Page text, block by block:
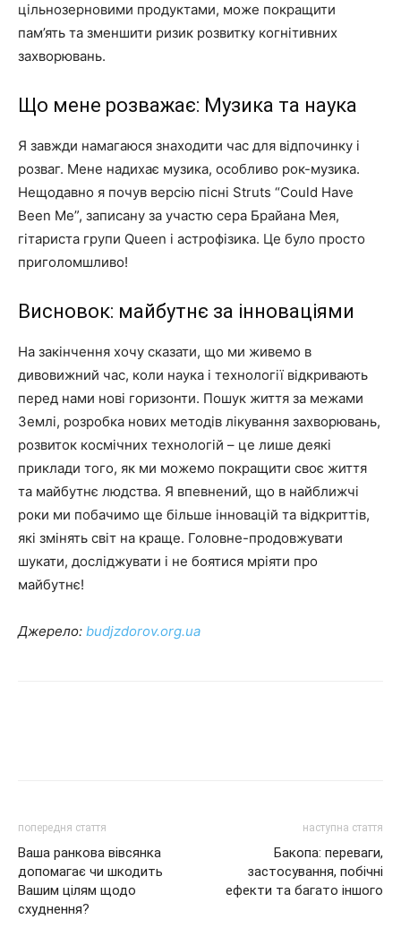
цільнозерновими продуктами, може покращити
пам’ять та зменшити ризик розвитку когнітивних
захворювань.
Що мене розважає: Музика та наука
Я завжди намагаюся знаходити час для відпочинку і
розваг. Мене надихає музика, особливо рок-музика.
Нещодавно я почув версію пісні Struts “Could Have
Been Me”, записану за участю сера Брайана Мея,
гітариста групи Queen і астрофізика. Це було просто
приголомшливо!
Висновок: майбутнє за інноваціями
На закінчення хочу сказати, що ми живемо в
дивовижний час, коли наука і технології відкривають
перед нами нові горизонти. Пошук життя за межами
Землі, розробка нових методів лікування захворювань,
розвиток космічних технологій – це лише деякі
приклади того, як ми можемо покращити своє життя
та майбутнє людства. Я впевнений, що в найближчі
роки ми побачимо ще більше інновацій та відкриттів,
які змінять світ на краще. Головне-продовжувати
шукати, досліджувати і не боятися мріяти про
майбутнє!
Джерело: budjzdorov.org.ua
попередня стаття
Ваша ранкова вівсянка
допомагає чи шкодить
Вашим цілям щодо
схуднення?
наступна стаття
Бакопа: переваги,
застосування, побічні
ефекти та багато іншого